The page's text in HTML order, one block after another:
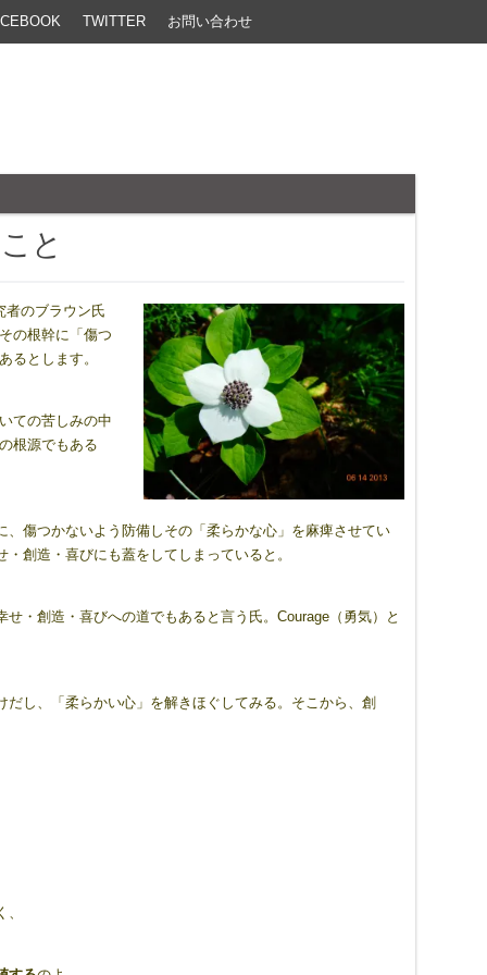
TWITTER お問い合わせ
と
者のブラウン氏
の根幹に「傷つ
るとします。
ての苦しみの中
根源でもある
傷つかないよう防備しその「柔らかな心」を麻痺させてい
創造・喜びにも蓋をしてしまっていると。
・創造・喜びへの道でもあると言う氏。Courage（勇気）と
し、「柔らかい心」を解きほぐしてみる。そこから、創